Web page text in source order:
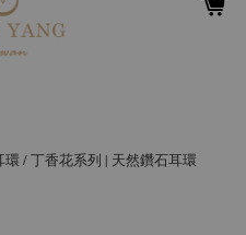
/ 丁香花系列 | 天然鑽石耳環